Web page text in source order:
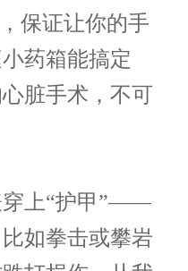
保证让你的手
药箱能搞定
脏手术，不可
上“护甲”——
如拳击或攀岩